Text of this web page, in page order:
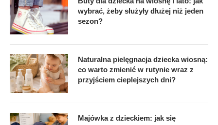
wybrać, żeby służyły dłużej niż jeden
sezon?
Naturalna pielęgnacja dziecka wiosną:
co warto zmienić w rutynie wraz z
przyjściem cieplejszych dni?
Majówka z dzieckiem: jak się